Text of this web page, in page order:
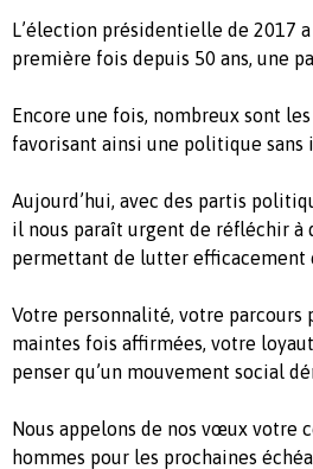
L’élection présidentielle de 2017
première fois depuis 50 ans, une
Encore une fois, nombreux sont
favorisant ainsi une politique
Aujourd’hui, avec des partis
il nous paraît urgent de réfléchir
permettant de lutter
Votre personnalité, votre
maintes fois affirmées, votre
penser qu’un mouvement social
Nous appelons de nos vœux votre
hommes pour les prochaines